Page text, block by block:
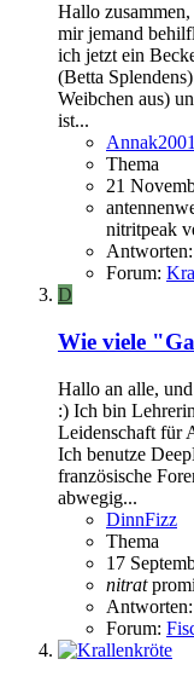
Hallo
mir jemand
ich jetzt ein
(Betta
Weibchen aus)
ist...
Annak2001
Thema
21
nitritpeak
Antworten:
Forum:
D
Wie viele
Hallo an alle,
:) Ich bin
Leidenschaft für
Ich benutze
französische
abwegig...
DinnFizz
Thema
17
nitrat
Forum: